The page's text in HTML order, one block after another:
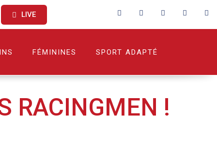
LIVE
FÉMININES SPORT ADAPTÉ
RACINGMEN !